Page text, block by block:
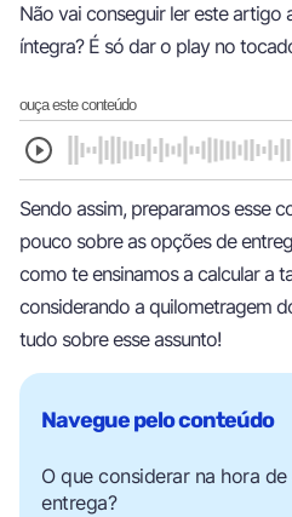
Não vai conseguir ler este artigo
íntegra? É só dar o play no
ouça este conteúdo
Sendo assim, preparamos esse
pouco sobre as opções de
como te ensinamos a calcular a
considerando a quilometragem
tudo sobre esse assunto!
O que considerar na hora
entrega?